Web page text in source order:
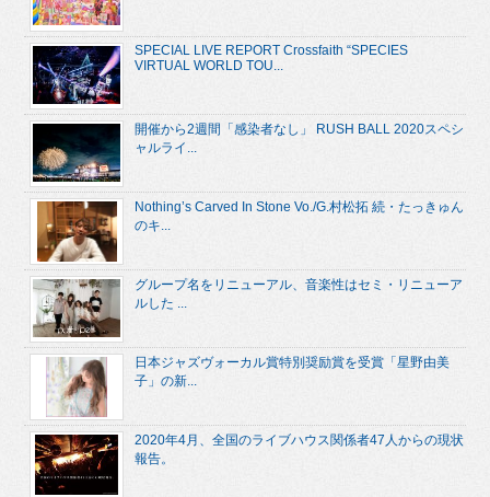
SPECIAL LIVE REPORT Crossfaith “SPECIES
VIRTUAL WORLD TOU...
開催から2週間「感染者なし」 RUSH BALL 2020スペシ
ャルライ...
Nothing’s Carved In Stone Vo./G.村松拓 続・たっきゅん
のキ...
グループ名をリニューアル、音楽性はセミ・リニューア
ルした ...
日本ジャズヴォーカル賞特別奨励賞を受賞「星野由美
子」の新...
2020年4月、全国のライブハウス関係者47人からの現状
報告。